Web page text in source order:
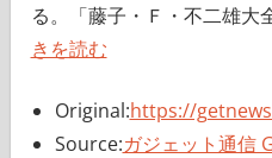
る。「藤子・Ｆ・不二雄
きを読む
Original:https://
Source:ガジェット通信